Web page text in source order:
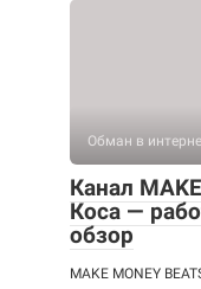
Обман в
Канал
Коса —
обзор
MAKE MONEY